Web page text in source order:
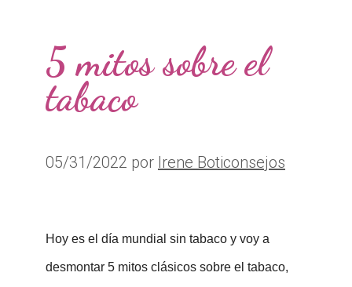
5 mitos sobre el
tabaco
05/31/2022 por Irene Boticonsejos
Hoy es el día mundial sin tabaco y voy a
desmontar 5 mitos clásicos sobre el tabaco,